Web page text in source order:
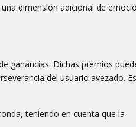
dimensión adicional de
ganancias. Dichas premios
del usuario avezado.
teniendo en cuenta que la